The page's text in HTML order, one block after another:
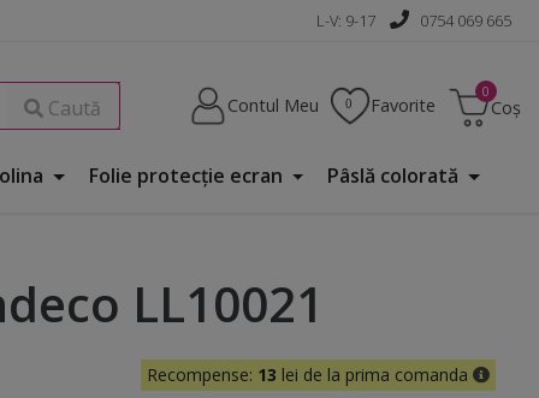
L-V: 9-17 0754 069 665
Caută Contul Meu Favorite Coș
Folie protecţie ecran Pâslă colorată
LL10021
Recompense: 13 lei de la prima comanda